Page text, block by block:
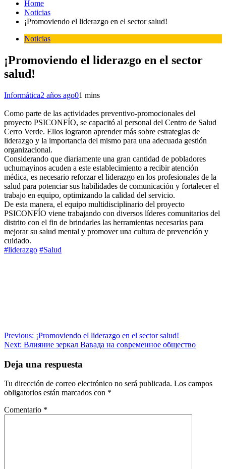
Home
Noticias
¡Promoviendo el liderazgo en el sector salud!
Noticias
¡Promoviendo el liderazgo en el sector
salud!
Informática2 años ago01 mins
Como parte de las actividades preventivo-promocionales del
proyecto PSICONFÍO, se capacitó al personal del Centro de Salud
Cerro Verde. Ellos lograron aprender más sobre estrategias de
liderazgo y la importancia del mismo para una adecuada gestión
organizacional.
Considerando que diariamente una gran cantidad de pobladores
uchumayinos acuden a este establecimiento a recibir atención
médica, es necesario reforzar el liderazgo en los profesionales de la
salud para potenciar sus habilidades de comunicación y fortalecer el
trabajo en equipo, optimizando la calidad del servicio.
De esta manera, el equipo multidisciplinario del proyecto
PSICONFÍO viene trabajando con diversos líderes comunitarios del
distrito con el fin de brindarles las herramientas necesarias para
mejorar su salud mental y promover una cultura de prevención y
cuidado.
#liderazgo #Salud
Navegación
de
entradas
Previous: ¡Promoviendo el liderazgo en el sector salud!
Next: Влияние зеркал Вавада на современное общество
Deja una respuesta
Tu dirección de correo electrónico no será publicada. Los campos
obligatorios están marcados con *
Comentario *